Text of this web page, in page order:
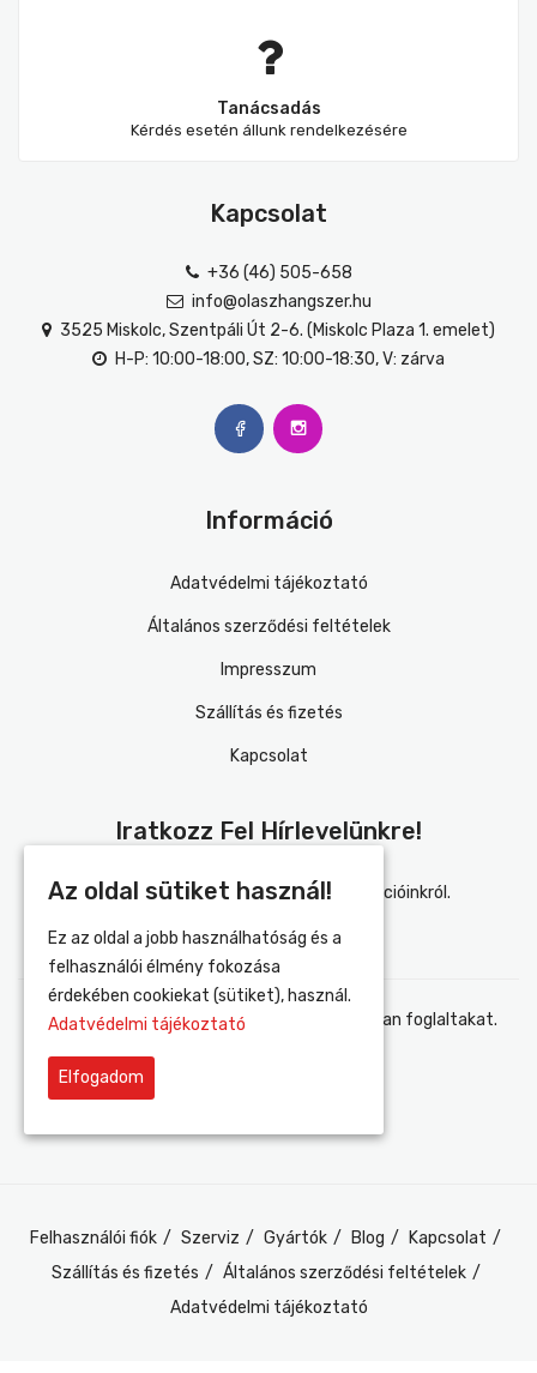
Tanácsadás
Kérdés esetén állunk rendelkezésére
Kapcsolat
+36 (46) 505-658
info@olaszhangszer.hu
3525 Miskolc, Szentpáli Út 2-6. (Miskolc Plaza 1. emelet)
H-P: 10:00-18:00, SZ: 10:00-18:30, V: zárva
Információ
Adatvédelmi tájékoztató
Általános szerződési feltételek
Impresszum
Szállítás és fizetés
Kapcsolat
Iratkozz Fel Hírlevelünkre!
Értesülj elsőként újdonságainkról és akcióinkról.
Elfogadom az adatvédelmi tájékoztatóban foglaltakat.
Felhasználói fiók Szerviz Gyártók Blog
Kapcsolat
Szállítás és fizetés
Általános szerződési feltételek
Adatvédelmi tájékoztató
Az oldal sütiket használ!
Ez az oldal a jobb használhatóság és a
felhasználói élmény fokozása
érdekében cookiekat (sütiket), használ.
Adatvédelmi tájékoztató
Elfogadom